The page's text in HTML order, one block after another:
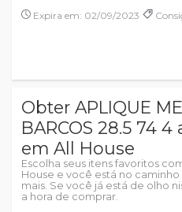
Expira em: 02/09/2023
Obter APLIQUE
BARCOS 28.5 74
em All House
Escolha seus itens favoritos
House e você está no
mais. Se você já está de olho
a hora de comprar.